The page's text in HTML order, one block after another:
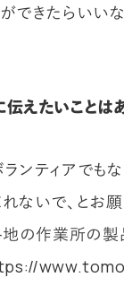
できたらいい
たいことはあ
ンティアでもな
ないで、とお願
地の作業所の